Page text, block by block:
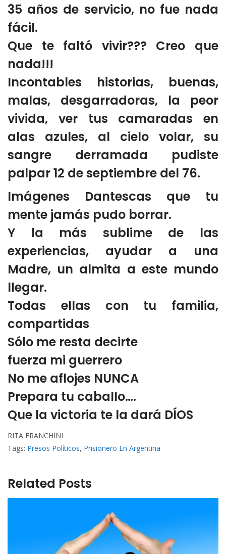
35 años de servicio, no fue nada
fácil.
Que te faltó vivir??? Creo que
nada!!!
Incontables historias, buenas,
malas, desgarradoras, la peor
vivida, ver tus camaradas en
alas azules, al cielo volar, su
sangre derramada pudiste
palpar 12 de septiembre del 76.
Imágenes Dantescas que tu
mente jamás pudo borrar.
Y la más sublime de las
experiencias, ayudar a una
Madre, un almita a este mundo
llegar.
Todas ellas con tu familia,
compartidas
Sólo me resta decirte
fuerza mi guerrero
No me aflojes NUNCA
Prepara tu caballo….
Que la victoria te la dará DÍOS
RITA FRANCHINI
Tags: Presos Políticos, Prisionero En Argentina
Related Posts